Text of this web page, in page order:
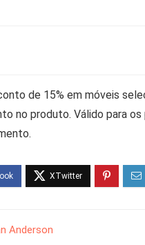
de 15% em móveis
no produto. Válido para
Anderson